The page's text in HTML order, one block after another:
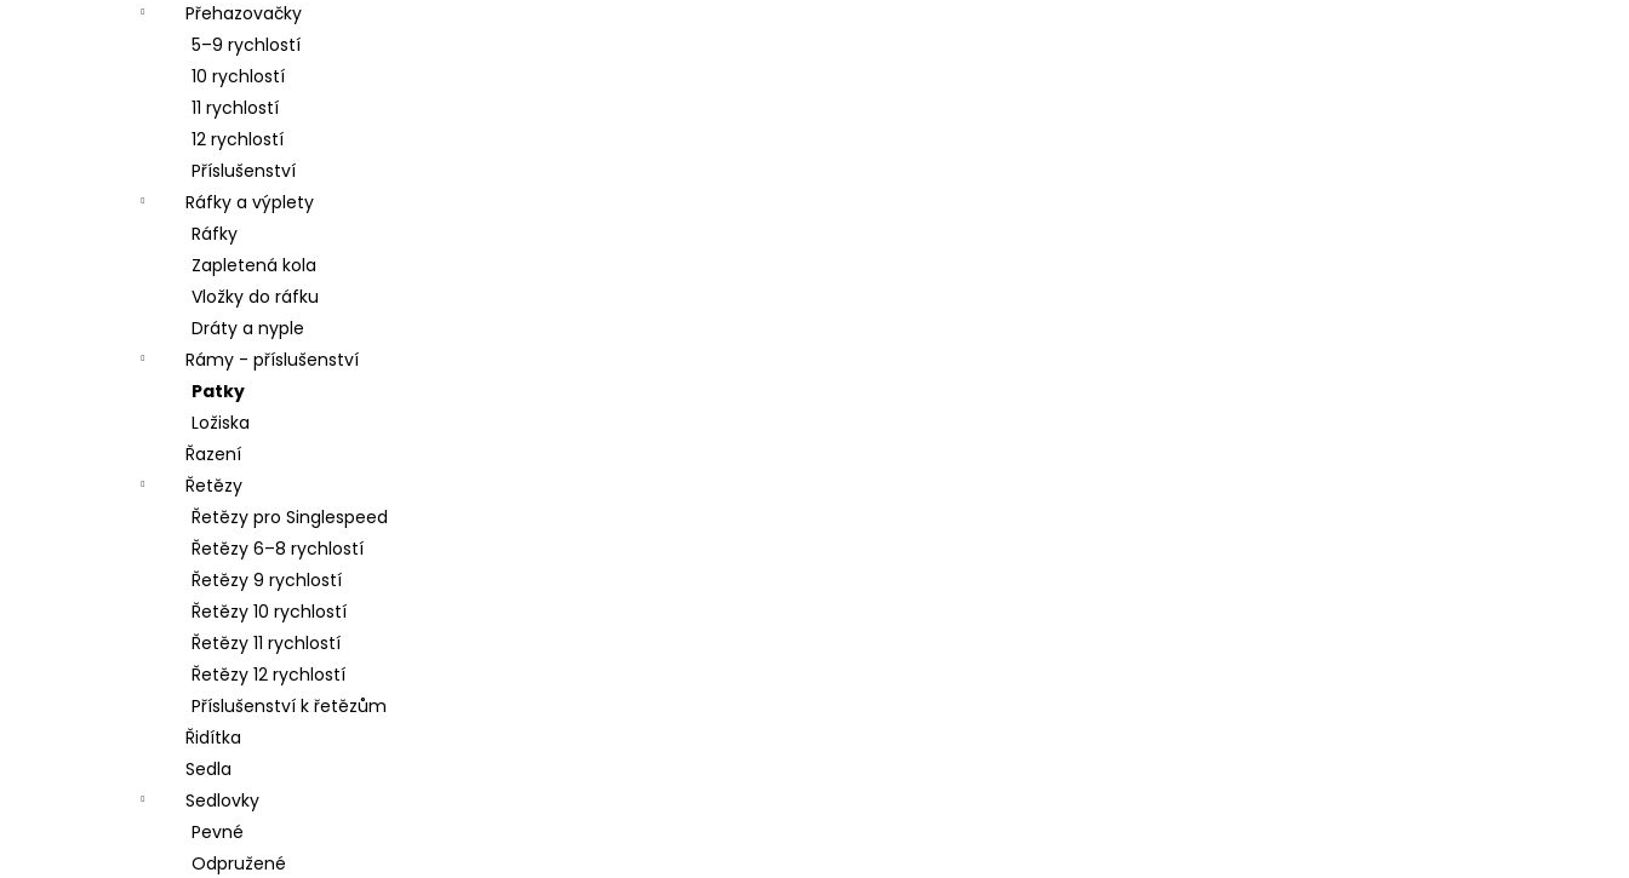
Přehazovačky
5–9 rychlostí
10 rychlostí
11 rychlostí
12 rychlostí
Příslušenství
Ráfky a výplety
Ráfky
Zapletená kola
Vložky do ráfku
Dráty a nyple
Rámy - příslušenství
Patky
Ložiska
Řazení
Řetězy
Řetězy pro Singlespeed
Řetězy 6–8 rychlostí
Řetězy 9 rychlostí
Řetězy 10 rychlostí
Řetězy 11 rychlostí
Řetězy 12 rychlostí
Příslušenství k řetězům
Řidítka
Sedla
Sedlovky
Pevné
Odpružené